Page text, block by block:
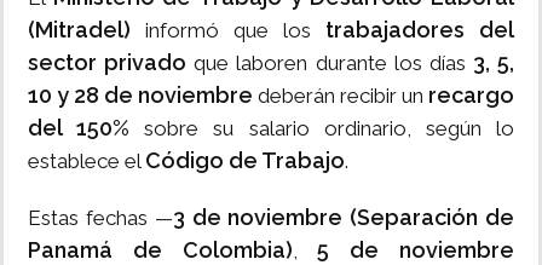
(Mitradel) informó que los trabajadores del
sector privado que laboren durante los días 3, 5,
10 y 28 de noviembre deberán recibir un recargo
del 150% sobre su salario ordinario, según lo
establece el Código de Trabajo.
Estas fechas —3 de noviembre (Separación de
Panamá de Colombia),5 de noviembre